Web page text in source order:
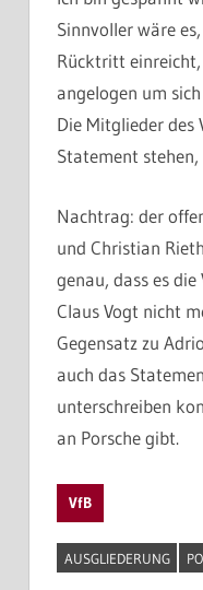
Sinnvoller wäre
Rücktritt
angelogen um
Die Mitglieder des
Statement
Nachtrag: der
und Christian
genau, dass es
Claus Vogt nicht
Gegensatz zu
auch das
unterschreiben
an Porsche gibt.
VfB
AUSGLIEDERUNG